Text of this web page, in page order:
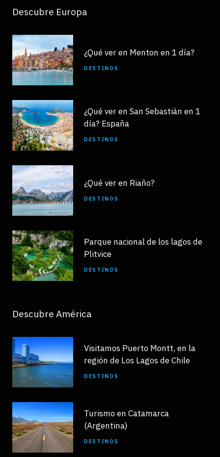
Descubre Europa
¿Qué ver en Menton en 1 día?
DESTINOS
¿Qué ver en San Sebastián en 1
día? España
DESTINOS
¿Qué ver en Riaño?
DESTINOS
Parque nacional de los lagos de
Plitvice
DESTINOS
Descubre América
Visitamos Puerto Montt, en la
región de Los Lagos de Chile
DESTINOS
Turismo en Catamarca
(Argentina)
DESTINOS